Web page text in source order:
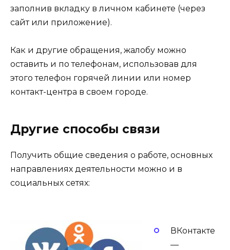
заполнив вкладку в личном кабинете (через
сайт или приложение).
Как и другие обращения, жалобу можно
оставить и по телефонам, использовав для
этого телефон горячей линии или номер
контакт-центра в своем городе.
Другие способы связи
Получить общие сведения о работе, основных
направлениях деятельности можно и в
социальных сетях:
ВКонтакте
—